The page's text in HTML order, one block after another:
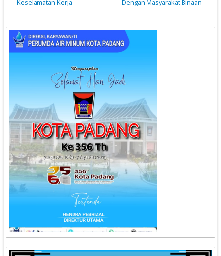
Keselamatan Kerja
Dengan Masyarakat Binaan